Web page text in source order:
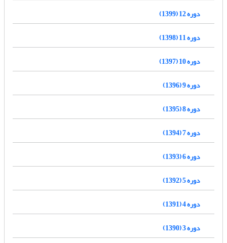
دوره 12 (1399)
دوره 11 (1398)
دوره 10 (1397)
دوره 9 (1396)
دوره 8 (1395)
دوره 7 (1394)
دوره 6 (1393)
دوره 5 (1392)
دوره 4 (1391)
دوره 3 (1390)